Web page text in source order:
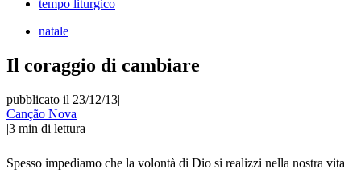
tempo liturgico
natale
Il coraggio di cambiare
pubblicato il 23/12/13|
Canção Nova
|3 min di lettura
Spesso impediamo che la volontà di Dio si realizzi nella nostra vita